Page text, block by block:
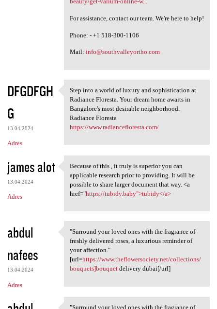
For assistance, contact our team. We're here to help!
Phone: - +1 518-300-1106
Mail: info@southvalleyortho.com
DFGDFGH
G
13.04.2024
Adres
Step into a world of luxury
Step into a world of luxury and sophistication at
Radiance Floresta. Your dream home awaits in
Bangalore's most desirable neighborhood.
Radiance Floresta
https://www.radiancefloresta.com/
james alot
13.04.2024
Adres
Because of this , it truly is
Because of this , it truly is superior you can
applicable research prior to providing. It will be
possible to share larger document that way. <a
href="https://tubidy.baby">tubidy</a>
abdul
nafees
13.04.2024
Adres
"Surround your loved ones
"Surround your loved ones with the fragrance of
freshly delivered roses, a luxurious reminder of
your affection."
[url=https://www.theflowersociety.net/collections/
bouquets]bouquetdelivery dubai[/url]
"Surround your loved ones with the fragrance of